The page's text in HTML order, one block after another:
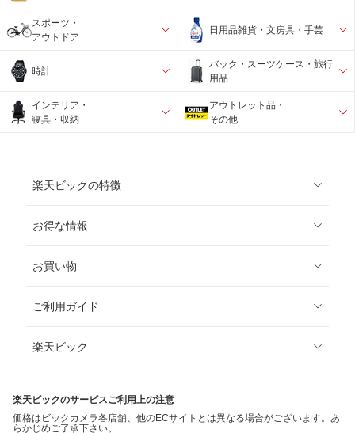
スポーツ・
アウトドア
日用品雑貨・文房具・手芸
時計
バック・スーツケース・旅行
用品
インテリア・
寝具・収納
アウトレット品・
その他
楽天ビックの特徴
お得な情報
お買い物
ご利用ガイド
楽天ビック
楽天ビックのサービスご利用上の注意
価格はビックカメラ各店舗、他のECサイトとは異なる場合がございます。あ
らかじめご了承下さい。